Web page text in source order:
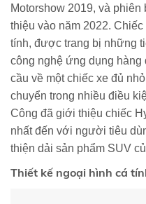
Motorshow 2019, và
thiệu vào năm 2022.
tính, được trang bị những
công nghệ ứng dụng
cầu về một chiếc xe đủ
chuyển trong nhiều điều
Công đã giới thiệu chiếc
nhất đến với người tiêu
thiện dải sản phẩm SUV
Thiết kế ngoại hình cá